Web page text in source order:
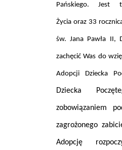
Pańskiego.Jest
Życia oraz 33
św. Jana Pawła II ,
zachęcić Was do
Adopcji Dziecka
Dziecka
zobowiązaniem
zagrożonego
Adopcję